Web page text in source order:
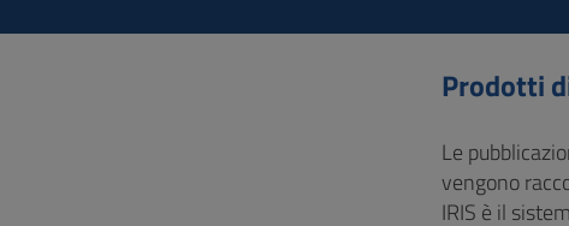
Prodotti
Le
vengono
IRIS è il